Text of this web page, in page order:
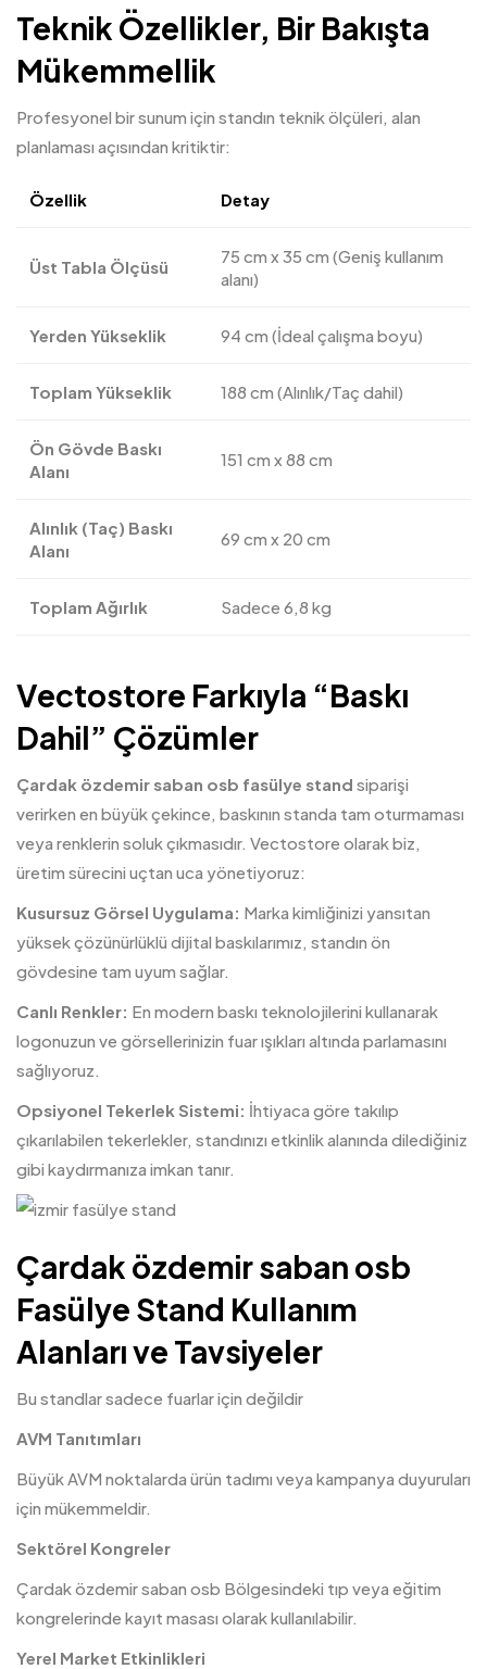
Teknik Özellikler, Bir Bakışta
Mükemmellik
Profesyonel bir sunum için standın teknik ölçüleri, alan
planlaması açısından kritiktir:
Özellik Detay
Üst Tabla Ölçüsü
75 cm x 35 cm (Geniş kullanım
alanı)
Yerden Yükseklik 94 cm (İdeal çalışma boyu)
Toplam Yükseklik 188 cm (Alınlık/Taç dahil)
Ön Gövde Baskı
Alanı
151 cm x 88 cm
Alınlık (Taç) Baskı
Alanı
69 cm x 20 cm
Toplam Ağırlık Sadece 6,8 kg
Vectostore Farkıyla “Baskı
Dahil” Çözümler
Çardak özdemir saban osb fasülye stand siparişi
verirken en büyük çekince, baskının standa tam oturmaması
veya renklerin soluk çıkmasıdır. Vectostore olarak biz,
üretim sürecini uçtan uca yönetiyoruz:
Kusursuz Görsel Uygulama: Marka kimliğinizi yansıtan
yüksek çözünürlüklü dijital baskılarımız, standın ön
gövdesine tam uyum sağlar.
Canlı Renkler: En modern baskı teknolojilerini kullanarak
logonuzun ve görsellerinizin fuar ışıkları altında parlamasını
sağlıyoruz.
Opsiyonel Tekerlek Sistemi: İhtiyaca göre takılıp
çıkarılabilen tekerlekler, standınızı etkinlik alanında dilediğiniz
gibi kaydırmanıza imkan tanır.
Çardak özdemir saban osb
Fasülye Stand Kullanım
Alanları ve Tavsiyeler
Bu standlar sadece fuarlar için değildir
AVM Tanıtımları
Büyük AVM noktalarda ürün tadımı veya kampanya duyuruları
için mükemmeldir.
Sektörel Kongreler
Çardak özdemir saban osb Bölgesindeki tıp veya eğitim
kongrelerinde kayıt masası olarak kullanılabilir.
Yerel Market Etkinlikleri